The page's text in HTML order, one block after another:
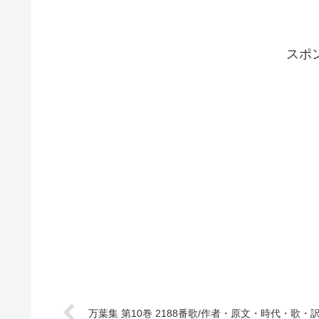
スポ
万葉集 第10巻 2188番歌/作者・原文・時代・歌・訳